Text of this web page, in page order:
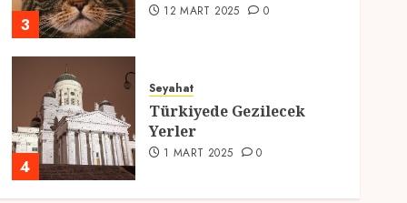
3
12 MART 2025 0
4
Seyahat
Türkiyede Gezilecek
Yerler
1 MART 2025 0